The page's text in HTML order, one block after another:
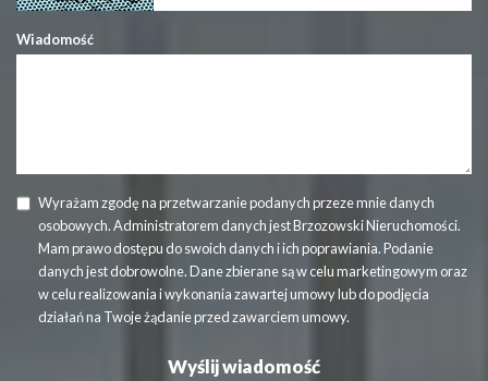
Wiadomość
Wyrażam zgodę na przetwarzanie podanych przeze mnie danych
osobowych. Administratorem danych jest Brzozowski Nieruchomości.
Mam prawo dostępu do swoich danych i ich poprawiania. Podanie
danych jest dobrowolne. Dane zbierane są w celu marketingowym oraz
w celu realizowania i wykonania zawartej umowy lub do podjęcia
działań na Twoje żądanie przed zawarciem umowy.